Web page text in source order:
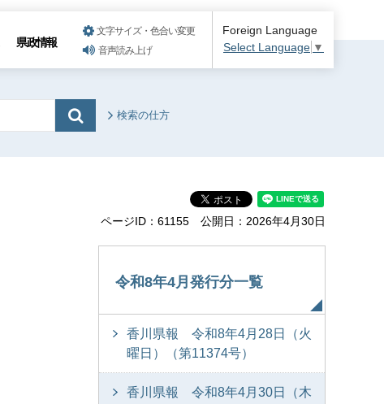
県政情報
文字サイズ・色合い変更
音声読み上げ
Foreign Language
Select Language ▼
検索の仕方
ページID：61155 公開日：2026年4月30日
令和8年4月発行分一覧
香川県報 令和8年4月28日（火
曜日）（第11374号）
香川県報 令和8年4月30日（木